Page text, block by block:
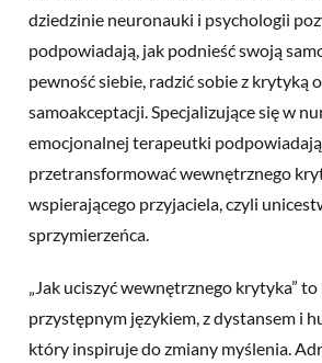
dziedzinie neuronauki i psychologii
podpowiadają, jak podnieść swoją
pewność siebie, radzić sobie z krytyką
samoakceptacji. Specjalizujące się w
emocjonalnej terapeutki
przetransformować wewnętrznego
wspierającego przyjaciela, czyli
sprzymierzeńca.
„Jak uciszyć wewnętrznego krytyka”
przystępnym językiem, z dystansem i
który inspiruje do zmiany myślenia.